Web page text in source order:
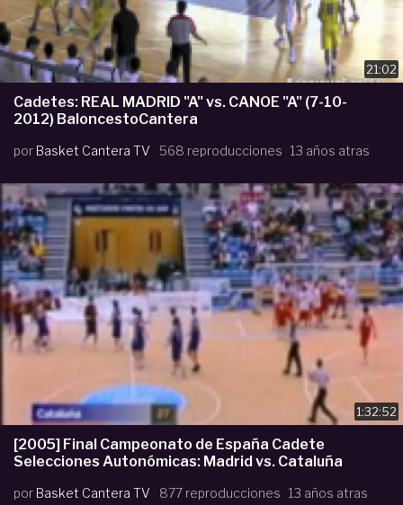
21:02
Cadetes: REAL MADRID "A" vs. CANOE "A" (7-10-
2012) BaloncestoCantera
por Basket Cantera TV 568 reproducciones 13 años atras
1:32:52
[2005] Final Campeonato de España Cadete
Selecciones Autonómicas: Madrid vs. Cataluña
por Basket Cantera TV 877 reproducciones 13 años atras